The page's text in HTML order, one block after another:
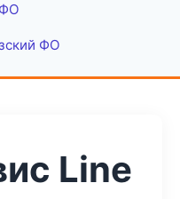
ФО
Line